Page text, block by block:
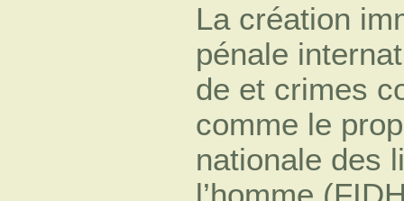
La création
pénale
de et crimes
comme le
nationale des